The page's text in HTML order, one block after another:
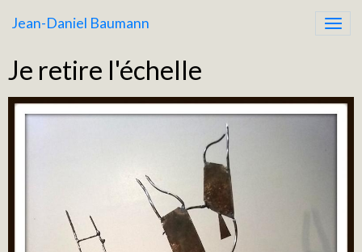
Jean-Daniel Baumann
Je retire l'échelle